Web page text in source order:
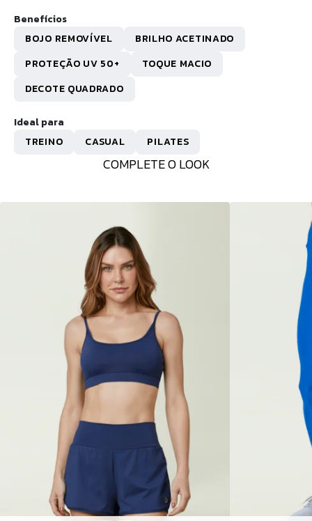
COMPLETE O LOOK
Benefícios
BOJO REMOVÍVEL
BRILHO ACETINADO
PROTEÇÃO UV 50+
TOQUE MACIO
DECOTE QUADRADO
Ideal para
TREINO
CASUAL PILATES